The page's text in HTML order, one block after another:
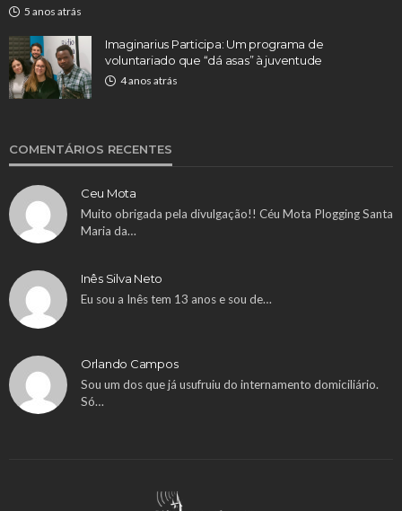
5 anos atrás
Imaginarius Participa: Um programa de
voluntariado que “dá asas” à juventude
4 anos atrás
COMENTÁRIOS RECENTES
Ceu Mota
Muito obrigada pela divulgação!! Céu Mota Plogging Santa
Maria da…
Inês Silva Neto
Eu sou a Inês tem 13 anos e sou de…
Orlando Campos
Sou um dos que já usufruiu do internamento domiciliário.
Só…